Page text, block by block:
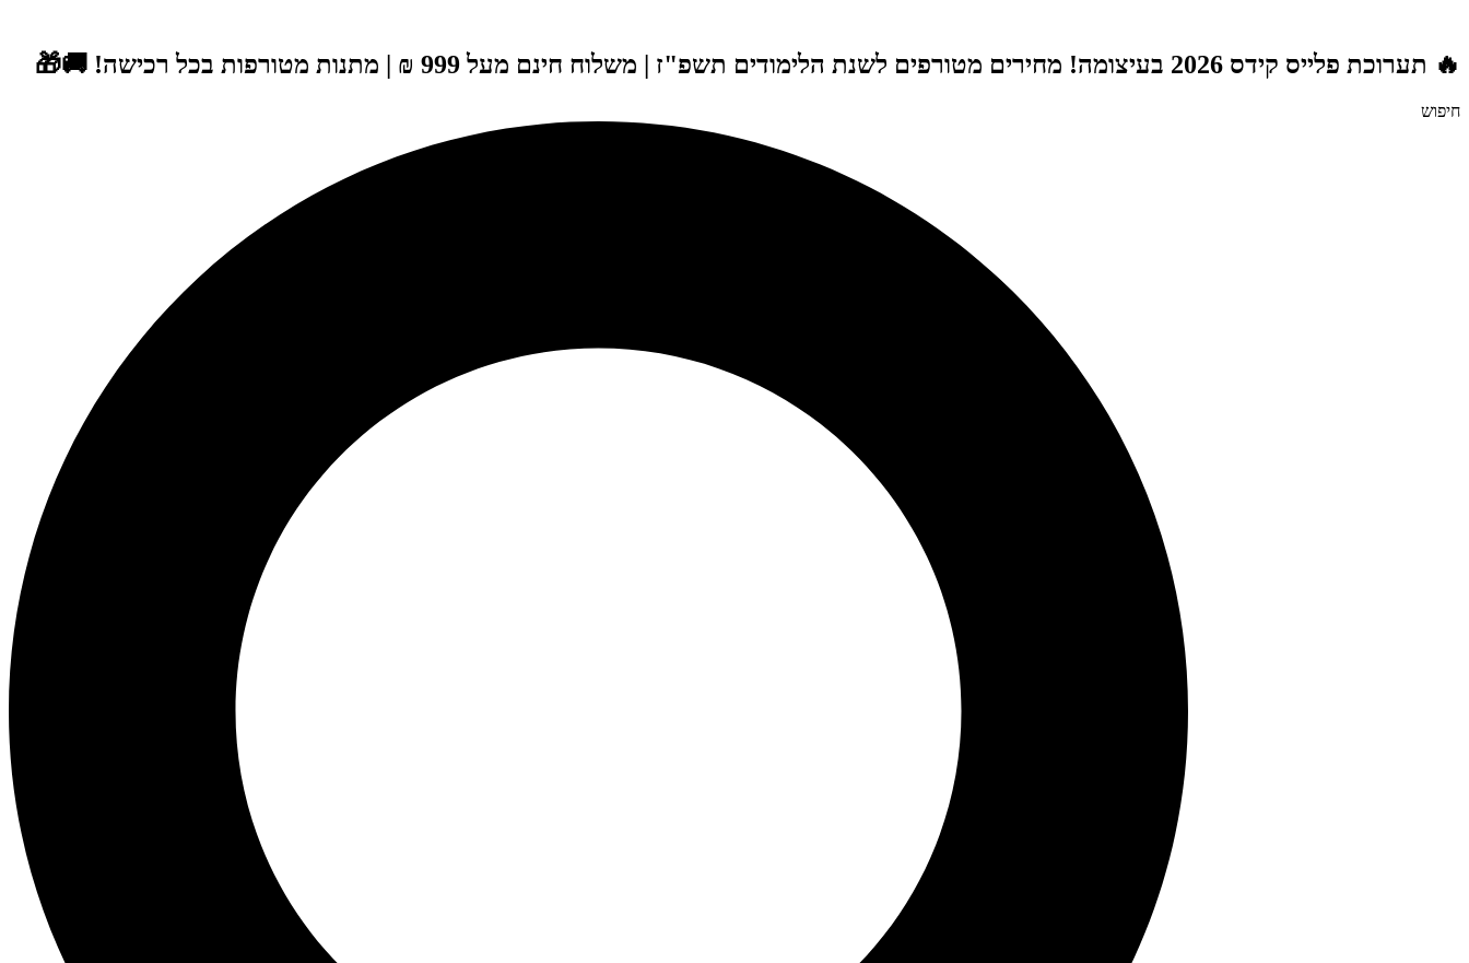
🔥 תערוכת פלייס קידס 2026 בעיצומה! מחירים מטורפים לשנת הלימודים תשפ"ז | משלוח חינם מעל 999 ₪ | מתנות מטורפות בכל רכישה! 🚚🎁
חיפוש